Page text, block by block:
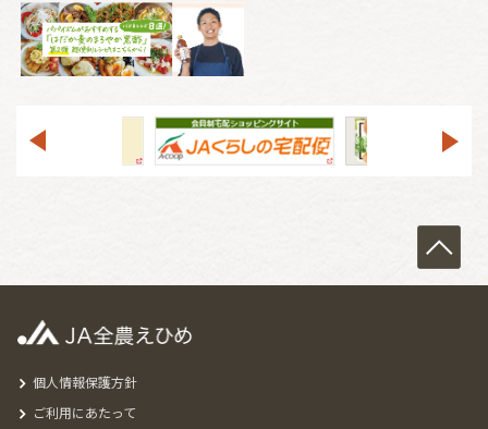
個人情報保護方針
ご利用にあたって